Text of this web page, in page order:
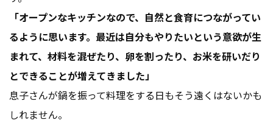
「オープンなキッチンなので、自然と食育につながってい
るように思います。最近は自分もやりたいという意欲が生
まれて、材料を混ぜたり、卵を割ったり、お米を研いだり
とできることが増えてきました」
息子さんが鍋を振って料理をする日もそう遠くはないかも
しれません。